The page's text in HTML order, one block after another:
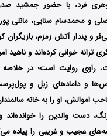
فرد، با حضور جمشید
و محمدسام سنایی، مانلی
و پندار آتش زمزم،
ترانه خوانی کرده‌اند و ناهید
راوی روایت است؛ در خلاصه
و دامادهای زبل و
اموالش، او را به خانه
دست والدین را
عجیب و غریبی را پیاده